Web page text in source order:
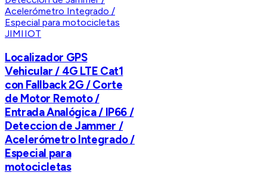
JIMIIOT
Localizador GPS
Vehicular / 4G LTE Cat1
con Fallback 2G / Corte
de Motor Remoto /
Entrada Analógica / IP66 /
Deteccion de Jammer /
Acelerómetro Integrado /
Especial para
motocicletas